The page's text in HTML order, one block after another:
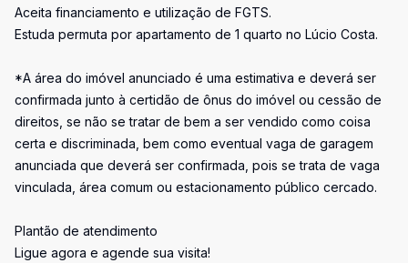
Aceita financiamento e utilização de FGTS.
Estuda permuta por apartamento de 1 quarto no Lúcio Costa.
*A área do imóvel anunciado é uma estimativa e deverá ser
confirmada junto à certidão de ônus do imóvel ou cessão de
direitos, se não se tratar de bem a ser vendido como coisa
certa e discriminada, bem como eventual vaga de garagem
anunciada que deverá ser confirmada, pois se trata de vaga
vinculada, área comum ou estacionamento público cercado.
Plantão de atendimento
Ligue agora e agende sua visita!